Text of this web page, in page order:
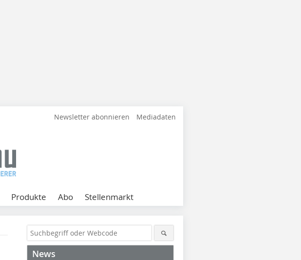
Newsletter abonnieren Mediadaten
Produkte Abo Stellenmarkt
News